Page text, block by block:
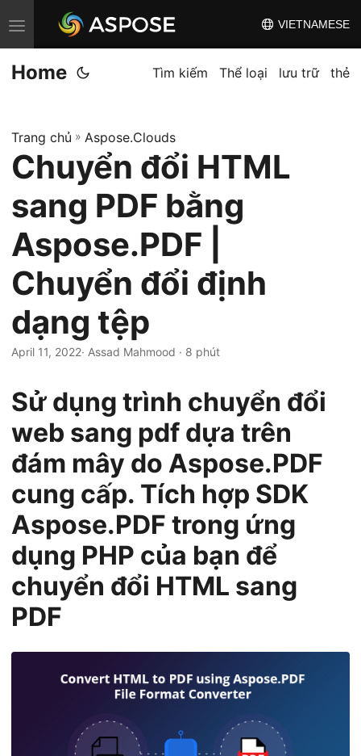
C
h
u
n
đ
i
đ
i
ề
u
h
n
g
VIETNAMESE
Home Tìm kiếm Thể loại lưu trữ thẻ
Trang chủ » Aspose.Clouds
Chuyển đổi HTML
sang PDF bằng
Aspose.PDF |
Chuyển đổi định
dạng tệp
April 11, 2022· Assad Mahmood · 8 phút
Sử dụng trình chuyển đổi
web sang pdf dựa trên
đám mây do Aspose.PDF
cung cấp. Tích hợp SDK
Aspose.PDF trong ứng
dụng PHP của bạn để
chuyển đổi HTML sang
PDF